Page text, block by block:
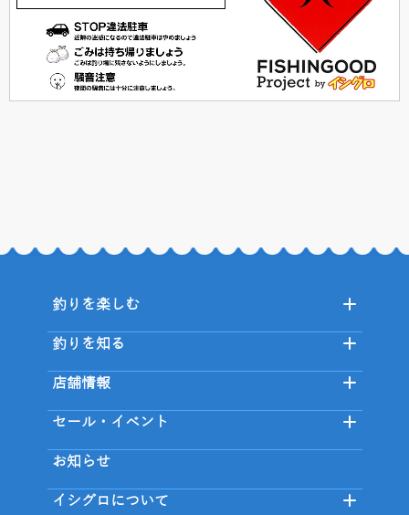
釣りを楽しむ
釣りを知る
店舗情報
セール・イベント
お知らせ
イシグロについて